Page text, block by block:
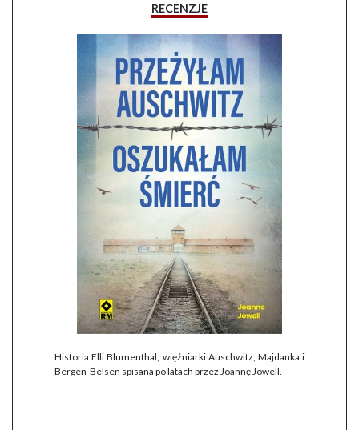
RECENZJE
Historia Elli Blumenthal, więźniarki Auschwitz, Majdanka i
Bergen-Belsen spisana po latach przez Joannę Jowell.